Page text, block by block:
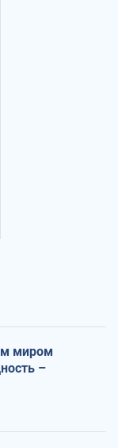
миром
–